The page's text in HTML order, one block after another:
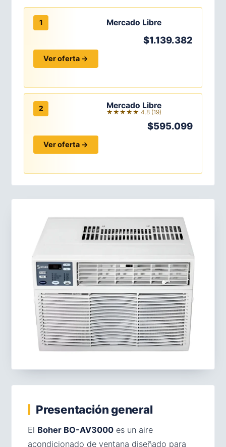
1 Mercado Libre
$1.139.382
Ver oferta →
2 Mercado Libre
★★★★★ 4.8 (19)
$595.099
Ver oferta →
Presentación general
El Boher BO-AV3000 es un aire
acondicionado de ventana diseñado para